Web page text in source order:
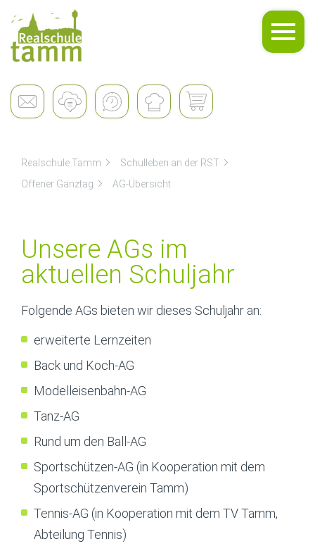
Schulleben
Realschule Tamm
Schulleben an der RST
Offener Ganztag
AG-Übersicht
Unsere AGs im
aktuellen Schuljahr
Folgende AGs bieten wir dieses Schuljahr an:
erweiterte Lernzeiten
Back und Koch-AG
Modelleisenbahn-AG
Tanz-AG
Rund um den Ball-AG
Sportschützen-AG (in Kooperation mit dem
Sportschützenverein Tamm)
Tennis-AG (in Kooperation mit dem TV Tamm,
Abteilung Tennis)